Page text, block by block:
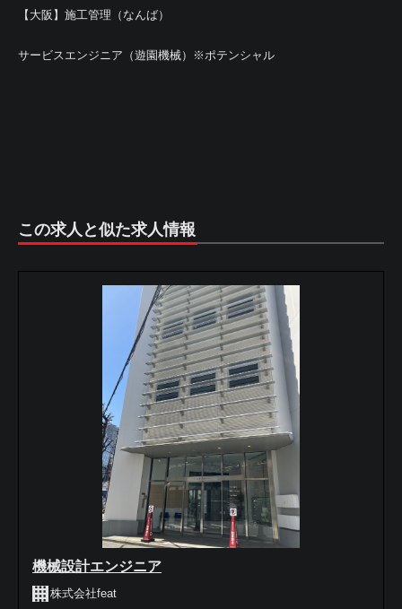
【大阪】施工管理（なんば）
サービスエンジニア（遊園機械）※ポテンシャル
この求人と似た求人情報
機械設計エンジニア
株式会社feat